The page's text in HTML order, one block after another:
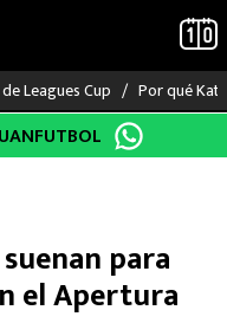
Leagues Cup Por qué
para
el Apertura